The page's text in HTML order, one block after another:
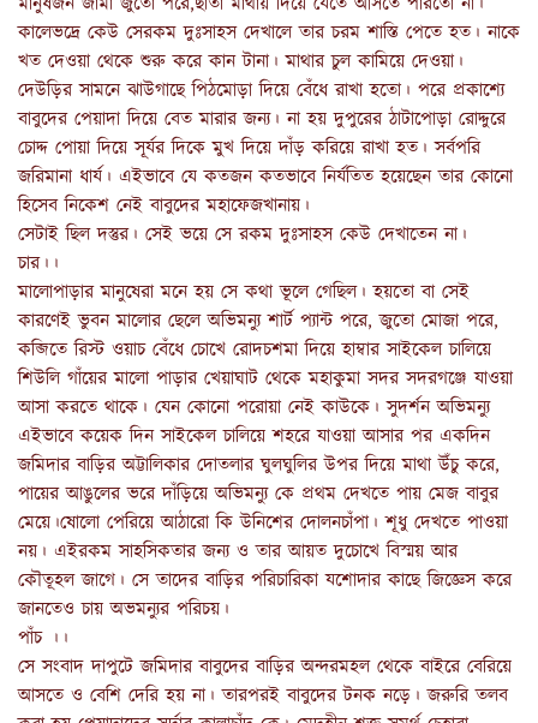
কালেভদ্রে কেউ সেরকম দুঃসাহস দেখালে তার চরম শাস্তি পেতে হত। নাকে
খত দেওয়া থেকে শুরু করে কান টানা। মাথার চুল কামিয়ে দেওয়া।
দেউড়ির সামনে ঝাউগাছে পিঠমোড়া দিয়ে বেঁধে রাখা হতো। পরে প্রকাশ্যে
বাবুদের পেয়াদা দিয়ে বেত মারার জন্য। না হয় দুপুরের ঠাটাপোড়া রোদ্দুরে
চোদ্দ পোয়া দিয়ে সূর্যর দিকে মুখ দিয়ে দাঁড় করিয়ে রাখা হত। সর্বপরি
জরিমানা ধার্য। এইভাবে যে কতজন কতভাবে নির্যতিত হয়েছেন তার কোনো
হিসেব নিকেশ নেই বাবুদের মহাফেজখানায়।
সেটাই ছিল দস্তুর। সেই ভয়ে সে রকম দুঃসাহস কেউ দেখাতেন না।
চার।।
মালোপাড়ার মানুষেরা মনে হয় সে কথা ভূলে গেছিল। হয়তো বা সেই
কারণেই ভুবন মালোর ছেলে অভিমন্যু শার্ট প্যান্ট পরে, জুতো মোজা পরে,
কব্জিতে রিস্ট ওয়াচ বেঁধে চোখে রোদচশমা দিয়ে হাম্বার সাইকেল চালিয়ে
শিউলি গাঁয়ের মালো পাড়ার খেয়াঘাট থেকে মহাকুমা সদর সদরগঞ্জে যাওয়া
আসা করতে থাকে। যেন কোনো পরোয়া নেই কাউকে। সুদর্শন অভিমন্যু
এইভাবে কয়েক দিন সাইকেল চালিয়ে শহরে যাওয়া আসার পর একদিন
জমিদার বাড়ির অট্টালিকার দোতলার ঘুলঘুলির উপর দিয়ে মাথা উঁচু করে,
পায়ের আঙুলের ভরে দাঁড়িয়ে অভিমন্যু কে প্রথম দেখতে পায় মেজ বাবুর
মেয়ে।ষোলো পেরিয়ে আঠারো কি উনিশের দোলনচাঁপা। শূধু দেখতে পাওয়া
নয়। এইরকম সাহসিকতার জন্য ও তার আয়ত দুচোখে বিস্ময় আর
কৌতূহল জাগে। সে তাদের বাড়ির পরিচারিকা যশোদার কাছে জিজ্ঞেস করে
জানতেও চায় অভমন্যুর পরিচয়।
পাঁচ ।।
সে সংবাদ দাপুটে জমিদার বাবুদের বাড়ির অন্দরমহল থেকে বাইরে বেরিয়ে
আসতে ও বেশি দেরি হয় না। তারপরই বাবুদের টনক নড়ে। জরুরি তলব